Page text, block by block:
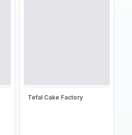
Tefal Cake Factory